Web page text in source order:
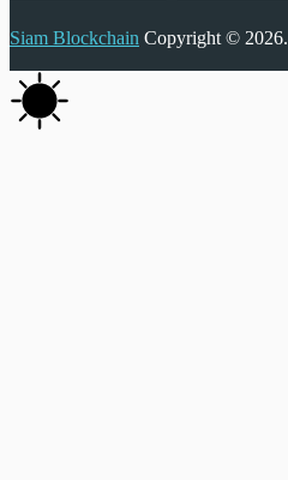
Siam Blockchain Copyright © 2026.